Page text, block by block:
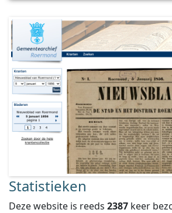
Statistieken
Deze website is reeds 2387 keer